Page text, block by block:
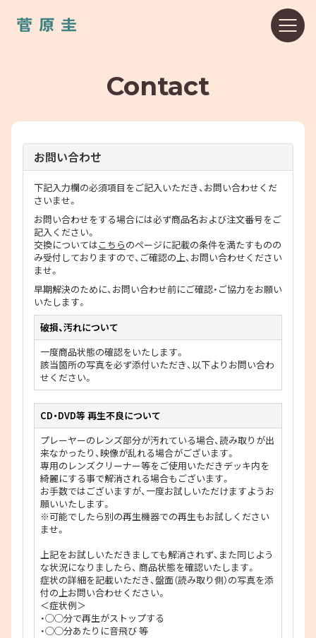
Contact
お問い合わせ
下記入力欄の必須項目をご記入いただき、お問い合わせくだ
さいませ。
お問い合わせをする場合には必ず商品名および注文番号をご
記入ください。
交換についてはこちらのページに記載の条件を満たすものの
み受付しておりますので、ご確認の上、お問い合わせください
ませ。
早期解決のために、お問い合わせ前にご確認・ご協力をお願い
いたします。
破損、汚れについて
一度商品状態の確認をいたします。
該当箇所の写真を必ず添付いただき、以下よりお問い合わ
せください。
CD・DVD等 再生不良について
プレーヤーのレンズ部分が汚れている場合、読み取りが出
来なかったり、映像が乱れる場合がございます。
専用のレンズクリーナー等をご使用いただきデッキ内を
綺麗にする事で解消される場合もございます。
お手数ではございますが、一度お試しいただけますようお
願いいたします。
※可能でしたら別の再生機器での再生もお試しください
ませ。
上記をお試しいただきましても解消されず、また同じよう
な状況になりましたら、 商品状態を確認いたします。
症状の詳細を記載いただき、盤面（読み取り側）の写真を添
付の上お問い合わせください。
＜症状例＞
・◯◯分で再生がストップする
・◯◯分あたりに音飛び 等